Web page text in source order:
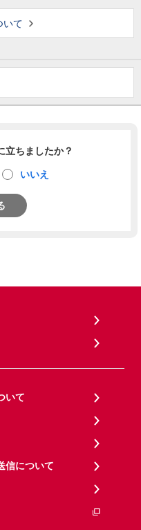
いて
立ちましたか？
いいえ
いて
信について